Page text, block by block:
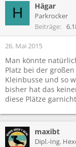
H Hägar
Parkrocker
Beiträge
26. Mai 2015
Man könnte
Platz bei der
Kleinbusse und so
bisher hat das
diese Plätze
maxibt
Dipl.-Ing.